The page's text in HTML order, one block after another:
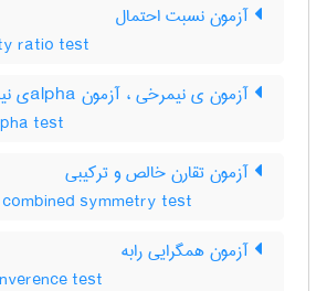
آزمون نسبت احتمال
ratio test
آزمون ی نیمرخی ، آزمون ‌a‌l‌p‌h‌aی نیمرخی
test
آزمون تقارن خالص و ترکیبی
symmetry test
آزمون همگرایی رابه
test